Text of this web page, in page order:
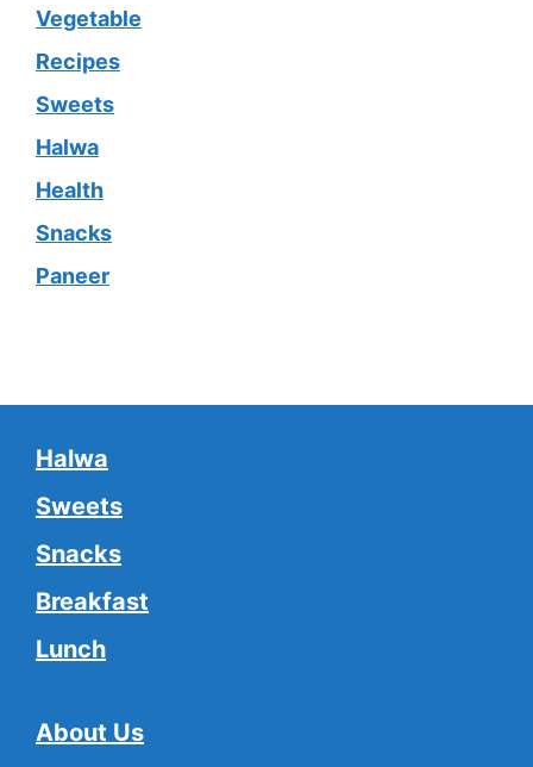
Vegetable
Recipes
Sweets
Halwa
Health
Snacks
Paneer
Halwa
Sweets
Snacks
Breakfast
Lunch
About Us